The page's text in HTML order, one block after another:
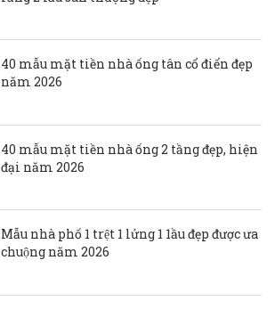
40 mẫu mặt tiền nhà ống tân cổ điển đẹp
năm 2026
40 mẫu mặt tiền nhà ống 2 tầng đẹp, hiện
đại năm 2026
Mẫu nhà phố 1 trệt 1 lửng 1 1ầu đẹp được ưa
chuộng năm 2026